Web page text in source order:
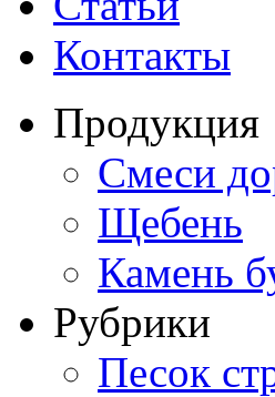
Контакты
Продукция
Смеси
Щебень
Камень
Рубрики
Песок